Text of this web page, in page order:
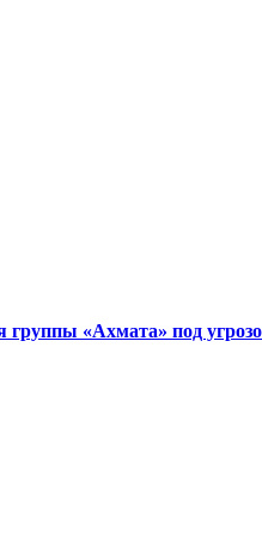
«Ахмата» под